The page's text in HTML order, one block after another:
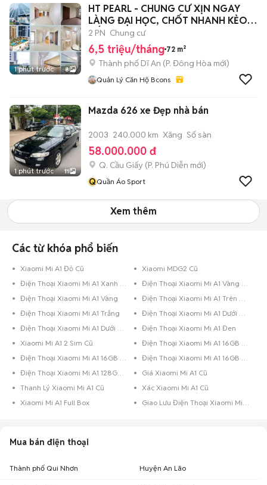
1 phút trước 8
HT PEARL - CHUNG CƯ XỊN NGAY
LÀNG ĐẠI HỌC, CHỐT NHANH KẺO
HẾT
2 PN Chung cư
6,5 triệu/tháng 72 m²
Thành phố Dĩ An (P. Đông Hòa mới)
Quản Lý Căn Hộ Bcons
1 phút trước 11
Mazda 626 xe Đẹp nhà bán
2003 240.000 km Xăng Số sàn
58.000.000 đ
Q. Cầu Giấy (P. Phú Diễn mới)
QQuần Áo Sport
Xem thêm
Các từ khóa phổ biến
Xiaomi Mi A1 Đỏ Cũ
Xiaomi MDG2 Cũ
Điện Thoại Xiaomi Mi A1 Xanh Dương
Điện Thoại Xiaomi Mi A1 Vàng Hồng
Điện Thoại Xiaomi Mi A1 Vàng
Điện Thoại Xiaomi Mi A1 Trên 256GB Đỏ
Điện Thoại Xiaomi Mi A1 Trắng
Điện Thoại Xiaomi Mi A1 Dưới 8GB Đen Bóng
Điện Thoại Xiaomi Mi A1 Dưới 8GB Đen
Điện Thoại Xiaomi Mi A1 Đen
Xiaomi Mi A1 2 Sim Cũ
Điện Thoại Xiaomi Mi A1 16GB Vàng
Điện Thoại Xiaomi Mi A1 16GB Trắng
Điện Thoại Xiaomi Mi A1 16GB Đen
Điện Thoại Xiaomi Mi A1 128GB Đen
Giá Xiaomi Mi A1 Cũ
Thanh Lý Xiaomi Mi A1 Cũ
Xác Xiaomi Mi A1 Cũ
Xiaomi Mi A1 Full Box
Giao Lưu Điện Thoại Xiaomi Mi A1
Mua bán điện thoại
Thành phố Qui Nhơn Huyện An Lão